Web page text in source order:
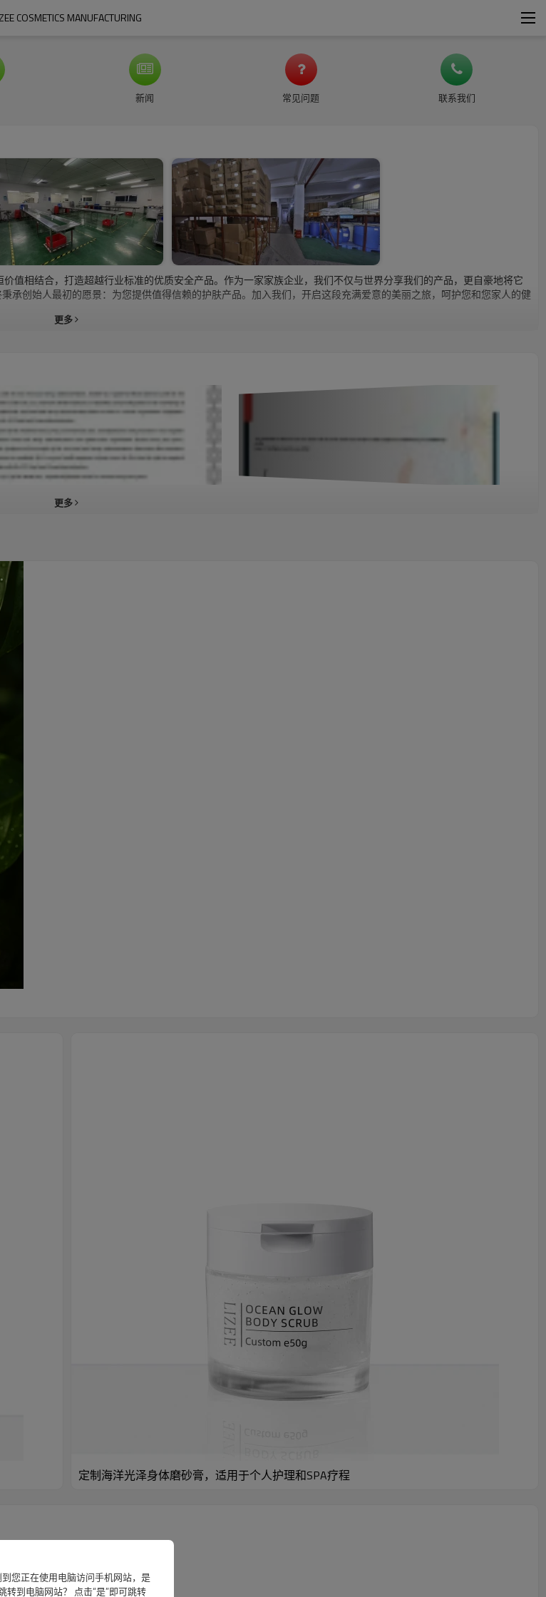
COSMETICS MANUFACTURING
新闻 常见问题 联系我们
值相结合，打造超越行业标准的优质安全产品。作为一家家族企业，我们不仅与世界分享我们的产品，更自豪地将它
创始人最初的愿景：为您提供值得信赖的护肤产品。加入我们，开启这段充满爱意的美丽之旅，呵护您和您家人的健
更多
更多
定制海洋光泽身体磨砂膏，适用于个人护理和SPA疗程
您正在使用电脑访问手机网站，是
转到电脑网站？ 点击“是”即可跳转